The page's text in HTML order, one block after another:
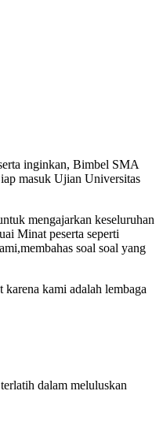
inginkan, Bimbel SMA
masuk Ujian Universitas
mengajarkan keseluruhan
Minat peserta seperti
soal soal yang
kami adalah lembaga
dalam meluluskan